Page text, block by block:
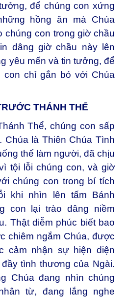
để chúng con xứng
hồng ân mà Chúa
chúng con trong giờ chầu
dâng giờ chầu này lên
yêu mến và tin tưởng, để
con chỉ gắn bó với Chúa
THÁNH THỂ
Thể, chúng con sấp
Chúa là Thiên Chúa Tình
thế làm người, đã chịu
tội lỗi chúng con, và giờ
chúng con trong bí tích
khi nhìn lên tấm Bánh
con lại trào dâng niềm
Thật diễm phúc biết bao
chiêm ngắm Chúa, được
cảm nhận sự hiện diện
tình thương của Ngài.
Chúa đang nhìn chúng
từ, đang lắng nghe